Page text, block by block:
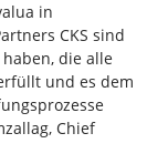
in
CKS sind
die alle
und es dem
Chief